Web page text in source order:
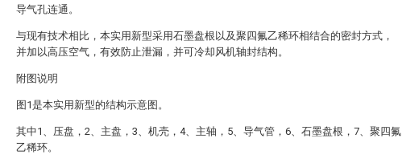
导气孔连通。
与现有技术相比，本实用新型采用石墨盘根以及聚四氟乙稀环相结合的密封方式，
并加以高压空气，有效防止泄漏，并可冷却风机轴封结构。
附图说明
图1是本实用新型的结构示意图。
其中1、压盘，2、主盘，3、机壳，4、主轴，5、导气管，6、石墨盘根，7、聚四氟
乙稀环。